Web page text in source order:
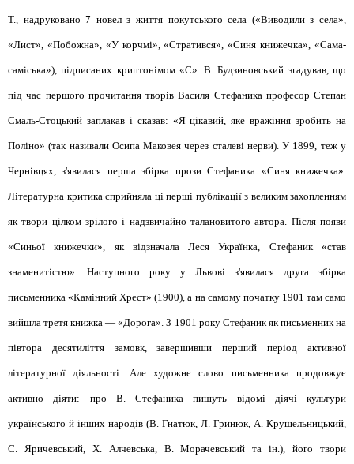
Т., надруковано 7 новел з життя покутського села («Виводили з села»,
«Лист», «Побожна», «У корчмі», «Стратився», «Синя книжечка», «Сама-
саміська»), підписаних криптонімом «С». В. Будзиновський згадував, що
під час першого прочитання творів Василя Стефаника професор Степан
Смаль-Стоцький заплакав і сказав: «Я цікавий, яке вражіння зробить на
Поліно» (так називали Осипа Маковея через сталеві нерви). У 1899, теж у
Чернівцях, з'явилася перша збірка прози Стефаника «Синя книжечка».
Літературна критика сприйняла ці перші публікації з великим захопленням
як твори цілком зрілого і надзвичайно талановитого автора. Після появи
«Синьої книжечки», як відзначала Леся Українка, Стефаник «став
знаменитістю». Наступного року у Львові з'явилася друга збірка
письменника «Камінний Хрест» (1900), а на самому початку 1901 там само
вийшла третя книжка — «Дорога». З 1901 року Стефаник як письменник на
півтора десятиліття замовк, завершивши перший період активної
літературної діяльності. Але художнє слово письменника продовжує
активно діяти: про В. Стефаника пишуть відомі діячі культури
українського й інших народів (В. Гнатюк, Л. Гринюк, А. Крушельницький,
С. Яричевський, Х. Алчевська, В. Морачевський та ін.), його твори